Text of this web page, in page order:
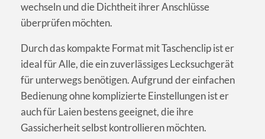
wechseln und die Dichtheit ihrer Anschlüsse
überprüfen möchten.
Durch das kompakte Format mit Taschenclip ist er
ideal für Alle, die ein zuverlässiges Lecksuchgerät
für unterwegs benötigen. Aufgrund der einfachen
Bedienung ohne komplizierte Einstellungen ist er
auch für Laien bestens geeignet, die ihre
Gassicherheit selbst kontrollieren möchten.